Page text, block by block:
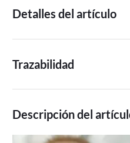
Detalles del artículo
Trazabilidad
Descripción del